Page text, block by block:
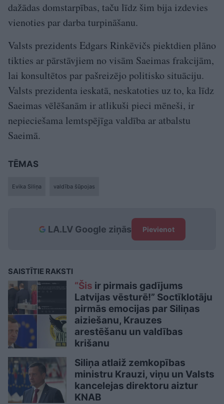
dažādas domstarpības, taču līdz šim bija izdevies
vienoties par darba turpināšanu.
Valsts prezidents Edgars Rinkēvičs piektdien plāno
tikties ar pārstāvjiem no visām Saeimas frakcijām,
lai konsultētos par pašreizējo politisko situāciju.
Valsts prezidenta ieskatā, neskatoties uz to, ka līdz
Saeimas vēlēšanām ir atlikuši pieci mēneši, ir
nepieciešama lemtspējīga valdība ar atbalstu
Saeimā.
TĒMAS
Evika Siliņa valdība šūpojas
LA.LV Google ziņās Pievienot
SAISTĪTIE RAKSTI
“Šis ir pirmais gadījums
Latvijas vēsturē!” Soctīklotāju
pirmās emocijas par Siliņas
aiziešanu, Krauzes
arestēšanu un valdības
krišanu
Siliņa atlaiž zemkopības
ministru Krauzi, viņu un Valsts
kancelejas direktoru aiztur
KNAB